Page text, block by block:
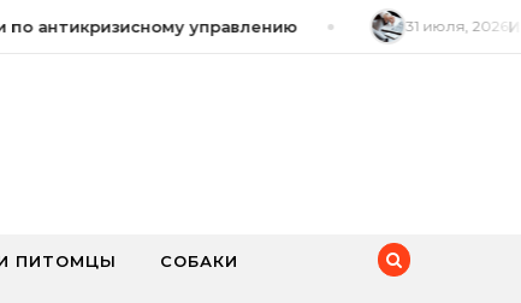
управлению 31 июля, 2026
ПИТОМЦЫ СОБАКИ